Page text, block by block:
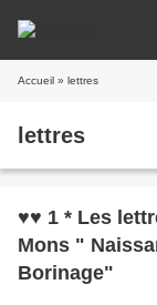
Accueil » lettres
lettres
♥♥ 1 * Les lettres de van Gogh à Théo. BAM de
Mons "
Borinage"